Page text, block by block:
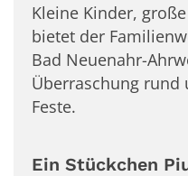
Kleine Kinder,
bietet der
Bad Neuenahr-
Überraschung rund
Feste.
Ein Stückchen